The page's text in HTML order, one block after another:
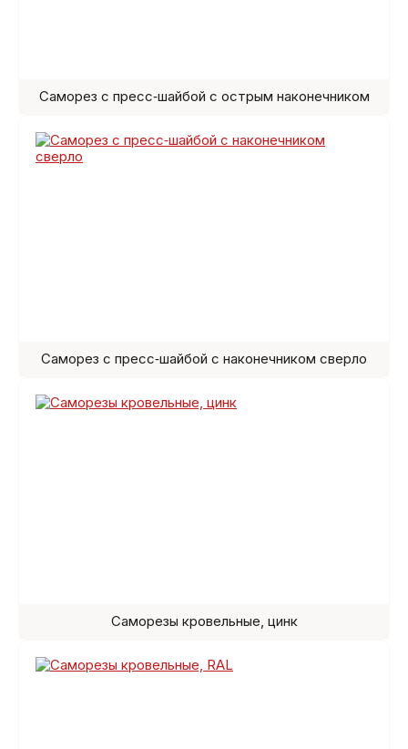
Саморез с пресс‑шайбой с острым наконечником
Саморез с пресс‑шайбой с наконечником сверло
Саморезы кровельные, цинк